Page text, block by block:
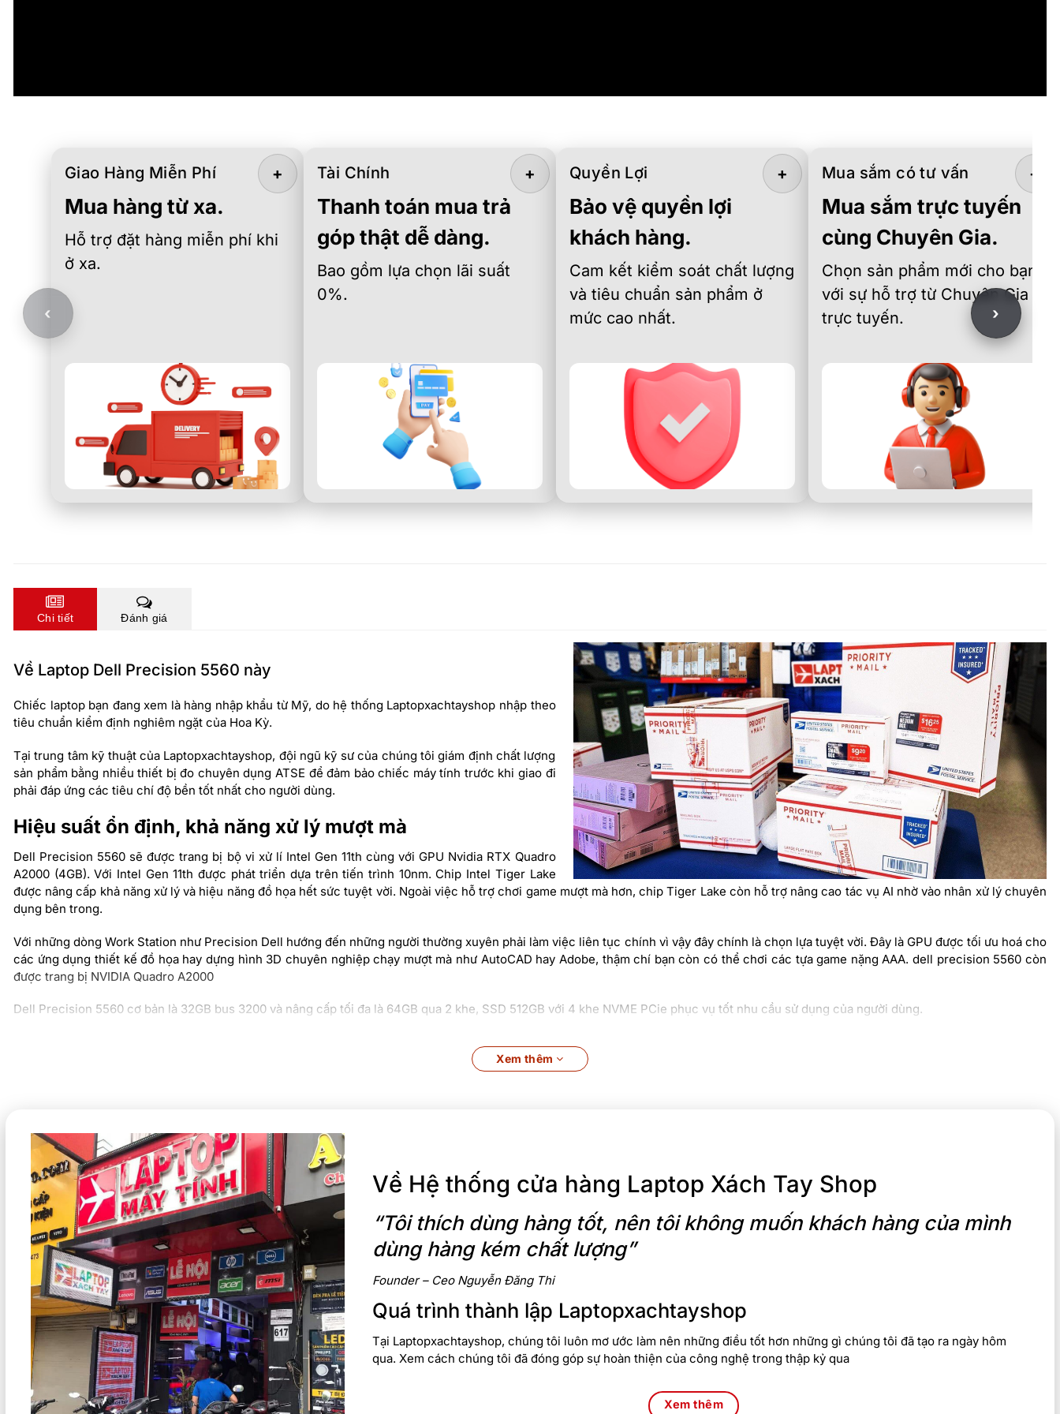
‹
Giao Hàng Miễn Phí
Mua hàng từ xa.
Hỗ trợ đặt hàng miễn phí khi
ở xa.
+ Tài Chính
Thanh toán mua trả
góp thật dễ dàng.
Bao gồm lựa chọn lãi suất
0%.
+ Quyền Lợi
Bảo vệ quyền lợi
khách hàng.
Cam kết kiểm soát chất lượng
và tiêu chuẩn sản phẩm ở
mức cao nhất.
+ Mua sắm có tư vấn
Mua sắm trực tuyến
cùng Chuyên Gia.
Chọn sản phẩm mới cho bạn
với sự hỗ trợ từ Chuyên Gia
trực tuyến.
+
›
Chi tiết Đánh giá
Về Laptop Dell Precision 5560 này
Chiếc laptop bạn đang xem là hàng nhập khẩu từ Mỹ, do hệ thống Laptopxachtayshop nhập theo
tiêu chuẩn kiểm định nghiêm ngặt của Hoa Kỳ.
Tại trung tâm kỹ thuật của Laptopxachtayshop, đội ngũ kỹ sư của chúng tôi giám định chất lượng
sản phẩm bằng nhiều thiết bị đo chuyên dụng ATSE để đảm bảo chiếc máy tính trước khi giao đi
phải đáp ứng các tiêu chí độ bền tốt nhất cho người dùng.
Hiệu suất ổn định, khả năng xử lý mượt mà
Dell Precision 5560 sẽ được trang bị bộ vi xử lí Intel Gen 11th cùng với GPU Nvidia RTX Quadro
A2000 (4GB). Với Intel Gen 11th được phát triển dựa trên tiến trình 10nm. Chip Intel Tiger Lake
được nâng cấp khả năng xử lý và hiệu năng đồ họa hết sức tuyệt vời. Ngoài việc hỗ trợ chơi game mượt mà hơn, chip Tiger Lake còn hỗ trợ nâng cao tác vụ AI nhờ vào nhân xử lý chuyên
dụng bên trong.
Với những dòng Work Station như Precision Dell hướng đến những người thường xuyên phải làm việc liên tục chính vì vậy đây chính là chọn lựa tuyệt vời. Đây là GPU được tối ưu hoá cho
các ứng dụng thiết kế đồ họa hay dựng hình 3D chuyên nghiệp chạy mượt mà như AutoCAD hay Adobe, thậm chí bạn còn có thể chơi các tựa game nặng AAA. dell precision 5560 còn
được trang bị NVIDIA Quadro A2000
Dell Precision 5560 cơ bản là 32GB bus 3200 và nâng cấp tối đa là 64GB qua 2 khe, SSD 512GB với 4 khe NVME PCie phục vụ tốt nhu cầu sử dụng của người dùng.
Xem thêm
Về Hệ thống cửa hàng Laptop Xách Tay Shop
“Tôi thích dùng hàng tốt, nên tôi không muốn khách hàng của mình
dùng hàng kém chất lượng”
Founder – Ceo Nguyễn Đăng Thi
Quá trình thành lập Laptopxachtayshop
Tại Laptopxachtayshop, chúng tôi luôn mơ ước làm nên những điều tốt hơn những gì chúng tôi đã tạo ra ngày hôm
qua. Xem cách chúng tôi đã đóng góp sự hoàn thiện của công nghệ trong thập kỷ qua
Xem thêm